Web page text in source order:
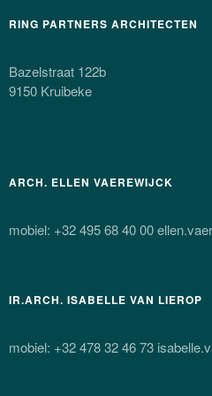
RING PARTNERS ARCHITECTEN
Bazelstraat 122b
9150 Kruibeke
ARCH. ELLEN VAEREWIJCK
mobiel: +32 495 68 40 00
IR.ARCH. ISABELLE VAN LIEROP
mobiel: +32 478 32 46 73